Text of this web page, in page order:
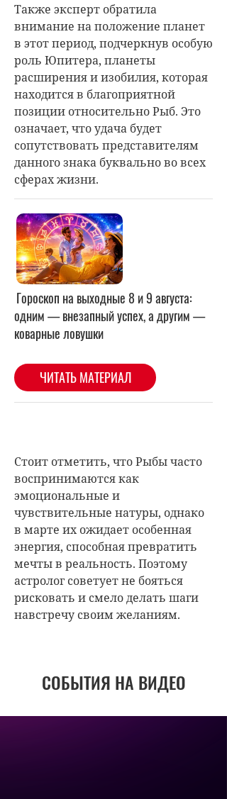
Также эксперт обратила
внимание на положение планет
в этот период, подчеркнув особую
роль Юпитера, планеты
расширения и изобилия, которая
находится в благоприятной
позиции относительно Рыб. Это
означает, что удача будет
сопутствовать представителям
данного знака буквально во всех
сферах жизни.
Стоит отметить, что Рыбы часто
воспринимаются как
эмоциональные и
чувствительные натуры, однако
в марте их ожидает особенная
энергия, способная превратить
мечты в реальность. Поэтому
астролог советует не бояться
рисковать и смело делать шаги
навстречу своим желаниям.
СОБЫТИЯ НА ВИДЕО